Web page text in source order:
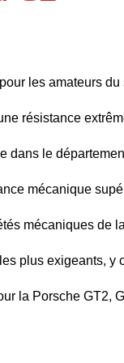
les amateurs
résistance
dans le
mécanique
mécaniques de
plus exigeants, y
la Porsche GT2,